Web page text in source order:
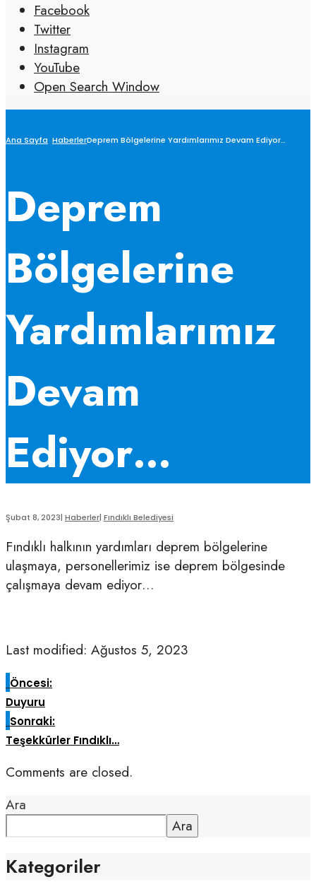
Facebook
Twitter
Instagram
YouTube
Open Search Window
Ana Sayfa HaberlerDeprem Bölgelerine Yardımlarımız Devam Ediyor…
Deprem
Bölgelerine
Yardımlarımız
Devam
Ediyor…
Şubat 8, 2023| Haberler| Fındıklı Belediyesi
Fındıklı halkının yardımları deprem bölgelerine
ulaşmaya, personellerimiz ise deprem bölgesinde
çalışmaya devam ediyor…
Last modified: Ağustos 5, 2023
Öncesi:
Duyuru
Sonraki:
Teşekkürler Fındıklı…
Comments are closed.
Ara
Ara
Kategoriler